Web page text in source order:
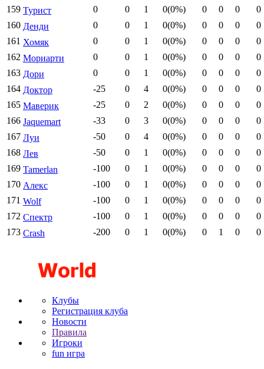
159 Турист 0 0 1 0(0%) 0 0 0
0
160 Денди 0 0 1 0(0%) 0 0 0
0
161 Хомяк 0 0 1 0(0%) 0 0 0
0
162 Мориарти 0 0 1 0(0%) 0 0 0
0
163 Дори 0 0 1 0(0%) 0 0 0
0
164 Доктор -25 0 4 0(0%) 0 0 0
0
165 Маверик -25 0 2 0(0%) 0 0 0
0
166 Jaquemart -33 0 3 0(0%) 0 0 0
0
167 Луи -50 0 4 0(0%) 0 0 0
0
168 Лев -50 0 1 0(0%) 0 0 0
0
169 Tamerlan -100 0 1 0(0%) 0 0 0
0
170 Алекс -100 0 1 0(0%) 0 0 0
0
171 Wolf -100 0 1 0(0%) 0 0 0
0
172 Спектр -100 0 1 0(0%) 0 0 0
0
173 Crash -200 0 1 0(0%) 0 1 0 0
Клубы
Регистрация клуба
Новости
Правила
Игроки
fun игра